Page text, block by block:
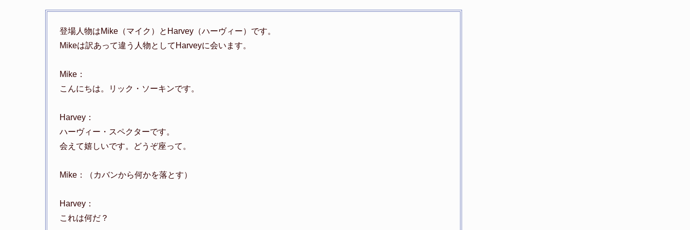
登場人物はMike（マイク）とHarvey（ハーヴィー）です。
Mikeは訳あって違う人物としてHarveyに会います。
Mike：
こんにちは。リック・ソーキンです。
Harvey：
ハーヴィー・スペクターです。
会えて嬉しいです。どうぞ座って。
Mike：（カバンから何かを落とす）
Harvey：
これは何だ？